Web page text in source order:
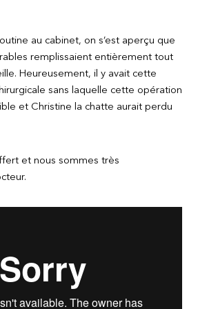
au cabinet, on s’est aperçu que
remplissaient entièrement tout
Heureusement, il y avait cette
sans laquelle cette opération
et Christine la chatte aurait perdu
et nous sommes très